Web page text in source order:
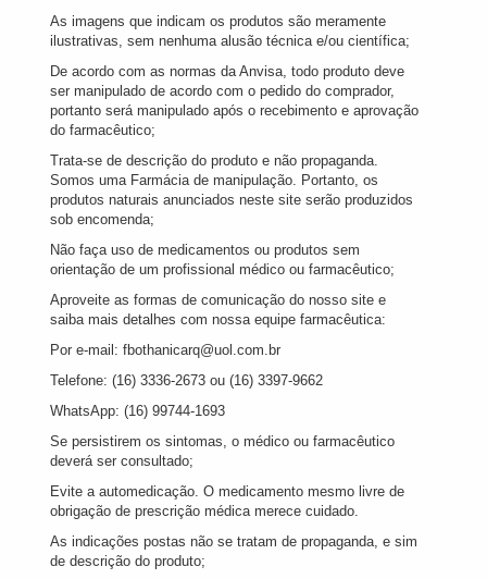
As imagens que indicam os produtos são meramente
ilustrativas, sem nenhuma alusão técnica e/ou científica;
De acordo com as normas da Anvisa, todo produto deve
ser manipulado de acordo com o pedido do comprador,
portanto será manipulado após o recebimento e aprovação
do farmacêutico;
Trata-se de descrição do produto e não propaganda.
Somos uma Farmácia de manipulação. Portanto, os
produtos naturais anunciados neste site serão produzidos
sob encomenda;
Não faça uso de medicamentos ou produtos sem
orientação de um profissional médico ou farmacêutico;
Aproveite as formas de comunicação do nosso site e
saiba mais detalhes com nossa equipe farmacêutica:
Por e-mail: fbothanicarq@uol.com.br
Telefone: (16) 3336-2673 ou (16) 3397-9662
WhatsApp: (16) 99744-1693
Se persistirem os sintomas, o médico ou farmacêutico
deverá ser consultado;
Evite a automedicação. O medicamento mesmo livre de
obrigação de prescrição médica merece cuidado.
As indicações postas não se tratam de propaganda, e sim
de descrição do produto;